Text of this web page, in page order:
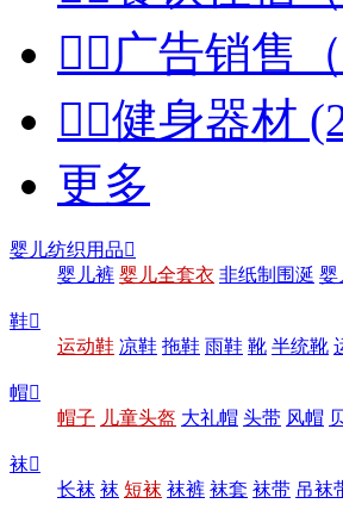
广告销售（
健身器材
更多
婴儿纺织用品
婴儿裤 婴儿全套衣 非纸制围涎 婴
鞋
运动鞋 凉鞋 拖鞋 雨鞋 靴 半统靴
帽
帽子 儿童头盔 大礼帽 头带 风帽
袜
长袜 袜 短袜 袜裤 袜套 袜带 吊袜